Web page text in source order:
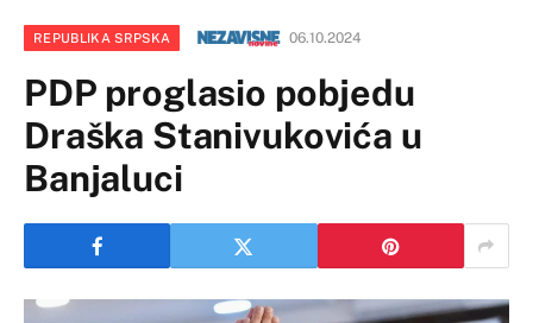
REPUBLIKA SRPSKA 06.10.2024
PDP proglasio pobjedu
Draška Stanivukovića u
Banjaluci